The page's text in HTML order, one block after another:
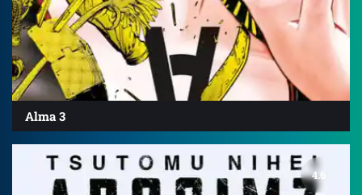
Alma 3
4.6